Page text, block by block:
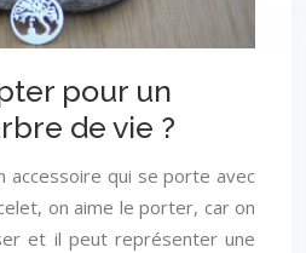
pour un
de vie ?
accessoire qui se porte avec
on aime le porter, car on
et il peut représenter une